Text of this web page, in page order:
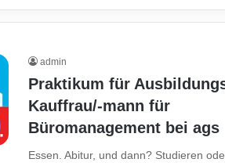
admin
Praktikum für
Kauffrau/-mann für
Büromanagement bei ags
Essen. Abitur, und dann? Studieren